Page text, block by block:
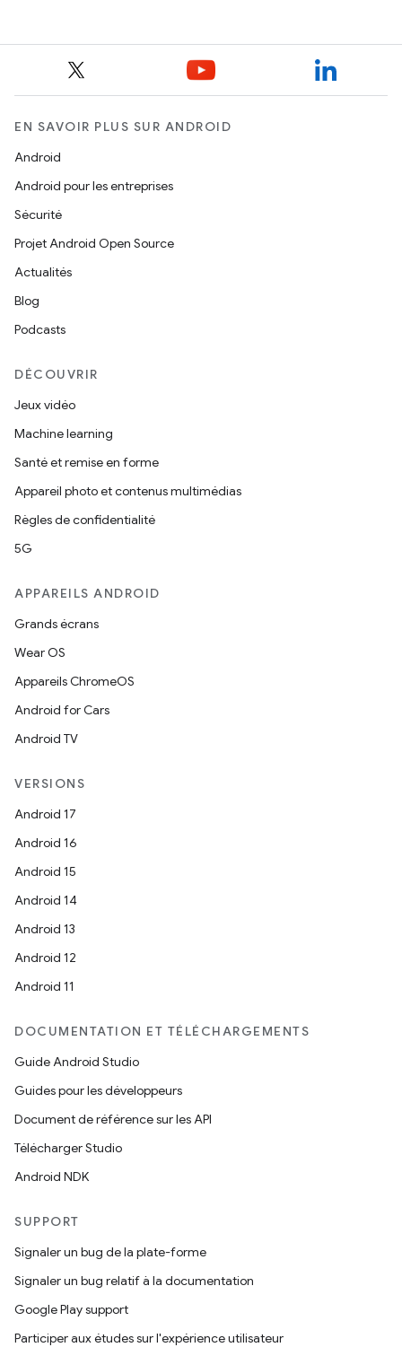
EN SAVOIR PLUS SUR ANDROID
Android
Android pour les entreprises
Sécurité
Projet Android Open Source
Actualités
Blog
Podcasts
DÉCOUVRIR
Jeux vidéo
Machine learning
Santé et remise en forme
Appareil photo et contenus multimédias
Règles de confidentialité
5G
APPAREILS ANDROID
Grands écrans
Wear OS
Appareils ChromeOS
Android for Cars
Android TV
VERSIONS
Android 17
Android 16
Android 15
Android 14
Android 13
Android 12
Android 11
DOCUMENTATION ET TÉLÉCHARGEMENTS
Guide Android Studio
Guides pour les développeurs
Document de référence sur les API
Télécharger Studio
Android NDK
SUPPORT
Signaler un bug de la plate-forme
Signaler un bug relatif à la documentation
Google Play support
Participer aux études sur l'expérience utilisateur